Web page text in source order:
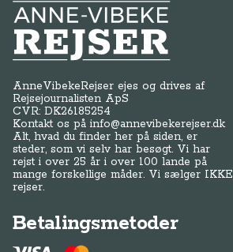
Anne-Vibeke Rejser
AnneVibekeRejser ejes og drives af
Rejsejournalisten ApS
CVR: DK26185254
Kontakt os påinfo@annevibekerejser.dk
Alt, hvad du finder her på siden, er
steder, som vi selv har besøgt. Vi har
rejst i over 25 år i over 100 lande på
mange forskellige måder. Vi sælger IKKE
rejser.
Betalingsmetoder